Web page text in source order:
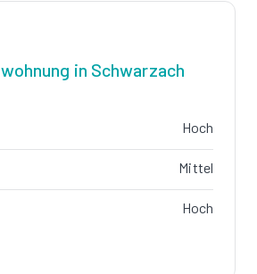
in Schwarzach
Hoch
Mittel
Hoch